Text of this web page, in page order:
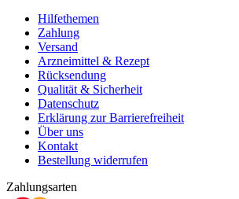
Hilfethemen
Zahlung
Versand
Arzneimittel & Rezept
Rücksendung
Qualität & Sicherheit
Datenschutz
Erklärung zur Barrierefreiheit
Über uns
Kontakt
Bestellung widerrufen
Zahlungsarten